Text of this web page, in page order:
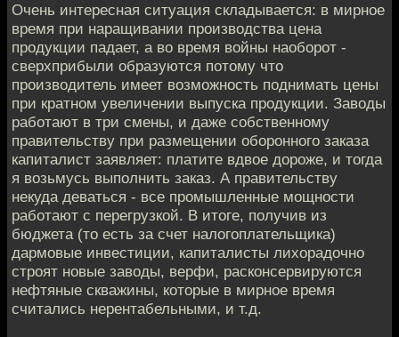
Очень интересная ситуация складывается: в мирное
время при наращивании производства цена
продукции падает, а во время войны наоборот -
сверхприбыли образуются потому что
производитель имеет возможность поднимать цены
при кратном увеличении выпуска продукции. Заводы
работают в три смены, и даже собственному
правительству при размещении оборонного заказа
капиталист заявляет: платите вдвое дороже, и тогда
я возьмусь выполнить заказ. А правительству
некуда деваться - все промышленные мощности
работают с перегрузкой. В итоге, получив из
бюджета (то есть за счет налогоплательщика)
дармовые инвестиции, капиталисты лихорадочно
строят новые заводы, верфи, расконсервируются
нефтяные скважины, которые в мирное время
считались нерентабельными, и т.д.